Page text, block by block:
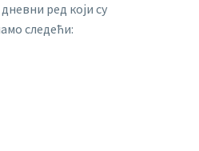
ред који су
следећи: